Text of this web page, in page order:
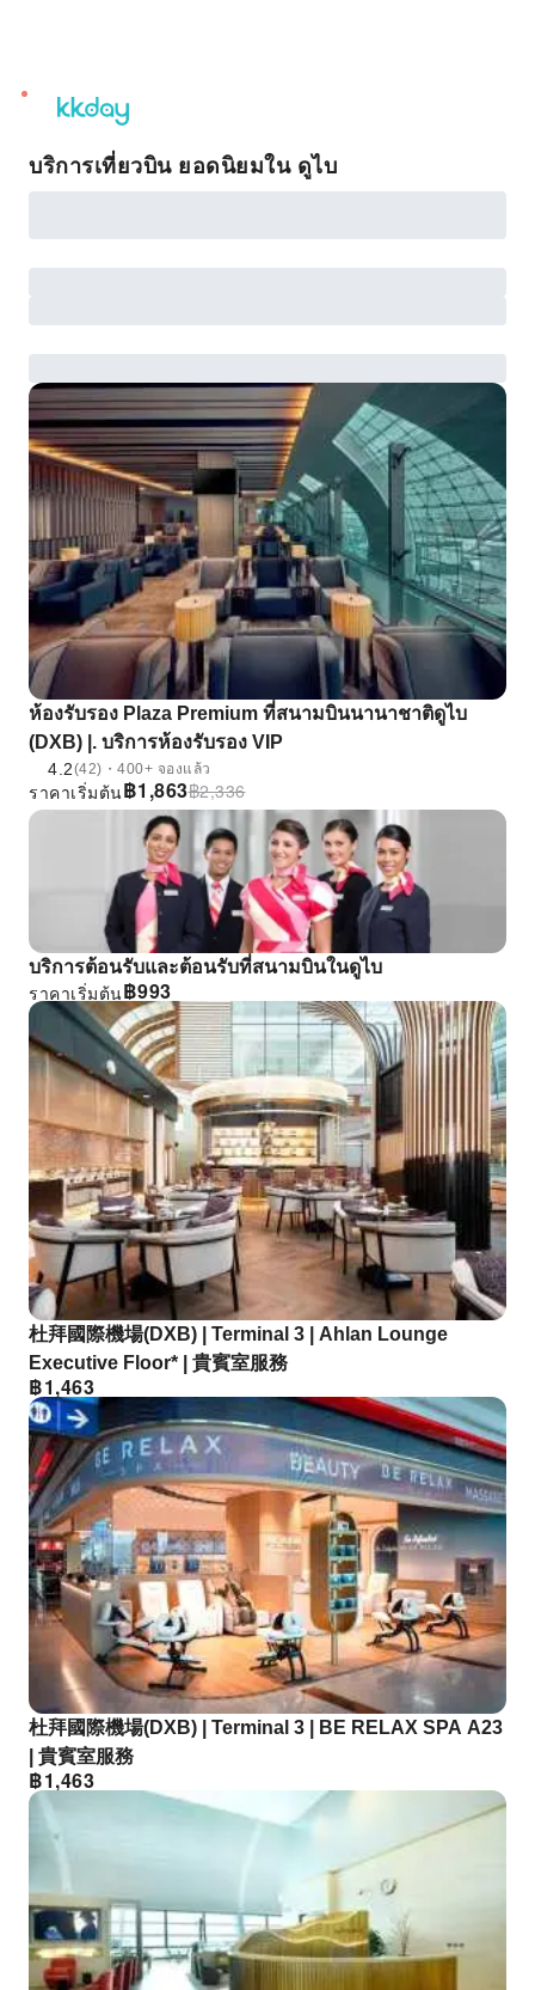
unread
notifications
บริการเที่ยวบิน ยอดนิยมใน ดูไบ
ห้องรับรอง Plaza Premium ที่สนามบินนานาชาติดูไบ
(DXB) |. บริการห้องรับรอง VIP
4.2(42)・400+ จองแล้ว
฿1,863
ราคาเริ่มต้น ฿2,336
บริการต้อนรับและต้อนรับที่สนามบินในดูไบ
฿993
ราคาเริ่มต้น
杜拜國際機場(DXB) | Terminal 3 | Ahlan Lounge
Executive Floor* | 貴賓室服務
฿1,463
杜拜國際機場(DXB) | Terminal 3 | BE RELAX SPA A23
| 貴賓室服務
฿1,463